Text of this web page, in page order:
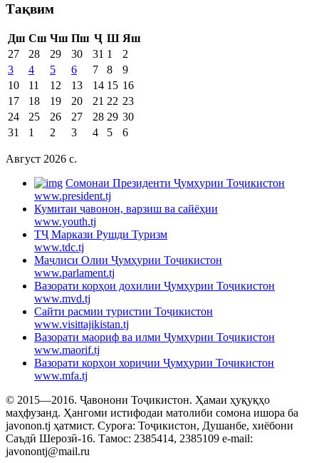
Тақвим
Дш Сш Чш Пш Ҷ Ш Яш
27
28 29 30 31 1
2
3
4 5 6 7 8
9
10
11 12 13 14 15 16
17
18 19 20 21 22 23
24
25 26 27 28 29 30
31
1 2 3 4 5 6
Август 2026 c.
Cомонаи Президенти Ҷумҳурии Тоҷикистон
www.president.tj
Кумитаи ҷавонон, варзиш ва сайёҳии
www.youth.tj
ТҶ Маркази Рушди Туризм
www.tdc.tj
Маҷлиси Олии Ҷумҳурии Тоҷикистон
www.parlament.tj
Вазорати корҳои дохилии Ҷумҳурии Тоҷикистон
www.mvd.tj
Сайти расмии туристии Тоҷикистон
www.visittajikistan.tj
Вазорати маориф ва илми Ҷумҳурии Тоҷикистон
www.maorif.tj
Вазорати корҳои хориҷии Ҷумҳурии Тоҷикистон
www.mfa.tj
© 2015—2016. Ҷавонони Тоҷикистон. Ҳамаи ҳуқуқҳо
маҳфузанд. Ҳангоми истифодаи матолиби сомона ишора ба
javonon.tj ҳатмист. Суроға: Тоҷикистон, Душанбе, хиёбони
Саъдӣ Шерозӣ-16. Тамос: 2385414, 2385109 e-mail:
javonontj@mail.ru